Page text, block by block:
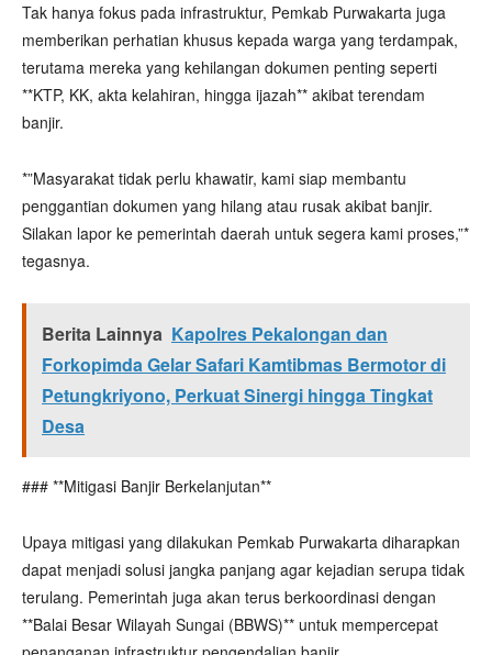
Tak hanya fokus pada infrastruktur, Pemkab Purwakarta juga
memberikan perhatian khusus kepada warga yang terdampak,
terutama mereka yang kehilangan dokumen penting seperti
**KTP, KK, akta kelahiran, hingga ijazah** akibat terendam
banjir.
*”Masyarakat tidak perlu khawatir, kami siap membantu
penggantian dokumen yang hilang atau rusak akibat banjir.
Silakan lapor ke pemerintah daerah untuk segera kami proses,”*
tegasnya.
Berita Lainnya Kapolres Pekalongan dan
Forkopimda Gelar Safari Kamtibmas Bermotor di
Petungkriyono, Perkuat Sinergi hingga Tingkat
Desa
### **Mitigasi Banjir Berkelanjutan**
Upaya mitigasi yang dilakukan Pemkab Purwakarta diharapkan
dapat menjadi solusi jangka panjang agar kejadian serupa tidak
terulang. Pemerintah juga akan terus berkoordinasi dengan
**Balai Besar Wilayah Sungai (BBWS)** untuk mempercepat